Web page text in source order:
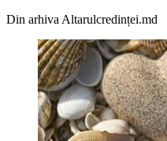
Din arhiva Altarulcredinței.md